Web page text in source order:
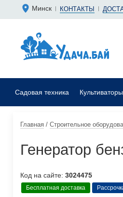
Минск КОНТАКТЫ
Садовая техника
Аккумуляторные
Садовые воздуходувки
Культиваторы
Главная / Строительное
Генератор
Код на сайте: 3024475
Бесплатная доставка